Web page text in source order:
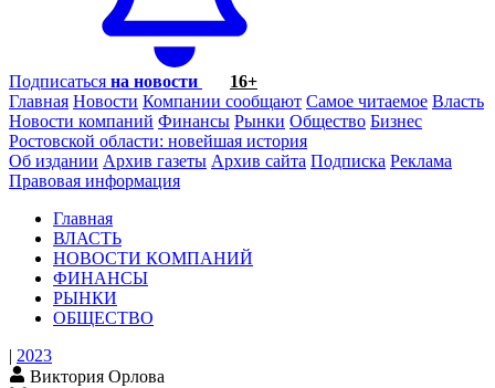
Подписаться на новости
16+
Главная Новости Компании сообщают Самое читаемое Власть
Новости компаний Финансы Рынки Общество Бизнес
Ростовской области: новейшая история
Об издании Архив газеты Архив сайта Подписка Реклама
Правовая информация
Главная
ВЛАСТЬ
НОВОСТИ КОМПАНИЙ
ФИНАНСЫ
РЫНКИ
ОБЩЕСТВО
| 2023
Виктория Орлова